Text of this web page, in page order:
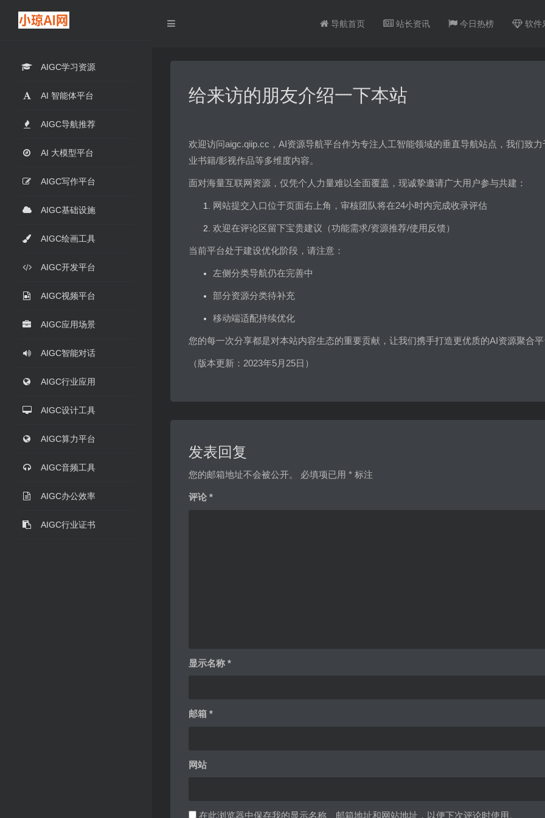
AIGC学习资源
AI 智能体平台
AIGC导航推荐
AI 大模型平台
AIGC写作平台
AIGC基础设施
AIGC绘画工具
AIGC开发平台
AIGC视频平台
AIGC应用场景
AIGC智能对话
AIGC行业应用
AIGC设计工具
AIGC算力平台
AIGC音频工具
AIGC办公效率
AIGC行业证书
导航首页 站长资讯 今日热榜 软件
给来访的朋友介绍一下本站
欢迎访问aigc.qiip.cc，AI资源导航平台作为专注人工智能领域的垂直导航站点，我们致
业书籍/影视作品等多维度内容。
面对海量互联网资源，仅凭个人力量难以全面覆盖，现诚挚邀请广大用户参与共建：
网站提交入口位于页面右上角，审核团队将在24小时内完成收录评估
欢迎在评论区留下宝贵建议（功能需求/资源推荐/使用反馈）
当前平台处于建设优化阶段，请注意：
左侧分类导航仍在完善中
部分资源分类待补充
移动端适配持续优化
您的每一次分享都是对本站内容生态的重要贡献，让我们携手打造更优质的AI资源聚合
（版本更新：2023年5月25日）
发表回复
您的邮箱地址不会被公开。 必填项已用 * 标注
评论 *
显示名称 *
邮箱 *
网站
在此浏览器中保存我的显示名称、邮箱地址和网站地址，以便下次评论时使用。